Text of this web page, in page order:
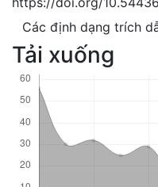
Các định dạng trích
Tải xuống